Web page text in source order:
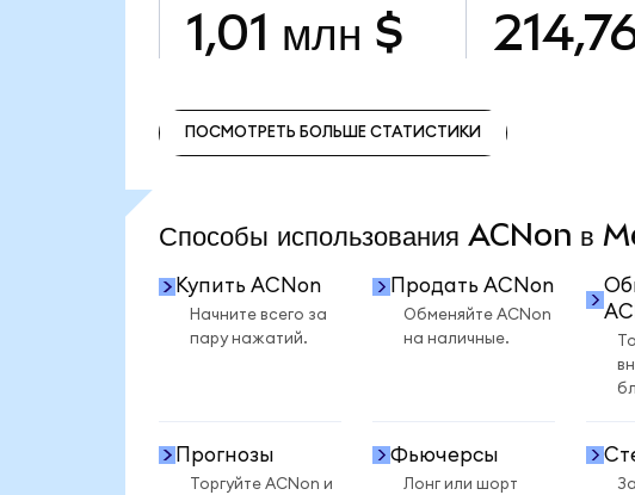
1,01 млн $
ПОСМОТРЕТЬ БОЛЬШЕ СТАТИСТИКИ
Способы использования ACNon в
Купить ACNon
Начните всего за
пару нажатий.
Продать ACNon
Обменяйте ACNon
на наличные.
Прогнозы
Торгуйте ACNon и
Фьючерсы
Лонг или шорт